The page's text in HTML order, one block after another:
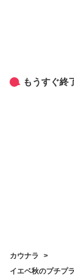
もうすぐ終
カウナラ
イエベ秋のプチプ